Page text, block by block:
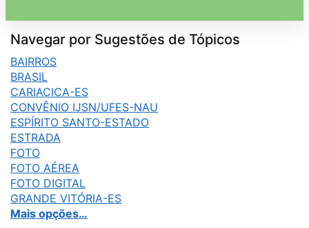
Navegar por Sugestões de Tópicos
BAIRROS
BRASIL
CARIACICA-ES
CONVÊNIO IJSN/UFES-NAU
ESPÍRITO SANTO-ESTADO
ESTRADA
FOTO
FOTO AÉREA
FOTO DIGITAL
GRANDE VITÓRIA-ES
Mais opções…